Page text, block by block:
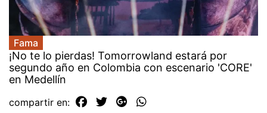
Fama
¡No te lo pierdas! Tomorrowland estará por
segundo año en Colombia con escenario 'CORE'
en Medellín
compartir en: